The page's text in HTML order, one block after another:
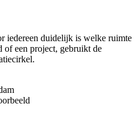
iedereen duidelijk is welke ruimte
of een project, gebruikt de